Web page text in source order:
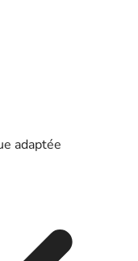
adaptée